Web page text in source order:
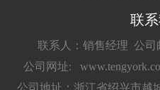
联
联系人：销售经理 公司
公司网址:
公司地址：浙江省绍兴市越